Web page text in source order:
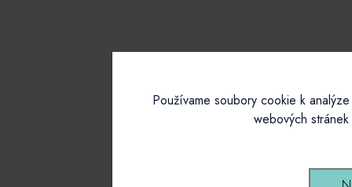
Používame soubory cookie k
webových